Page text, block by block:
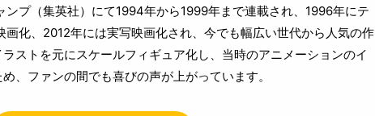
ンプ（集英社）にて1994年から1999年まで連載され、1996年にテ
画化、2012年には実写映画化され、今でも幅広い世代から人気の作
ストを元にスケールフィギュア化し、当時のアニメーションのイ
、ファンの間でも喜びの声が上がっています。